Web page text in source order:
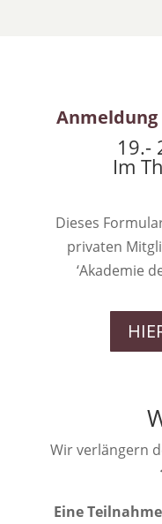
Anmeldung
19.-
Im
Dieses
privaten
‘Akademie
Wir verlängern
Eine